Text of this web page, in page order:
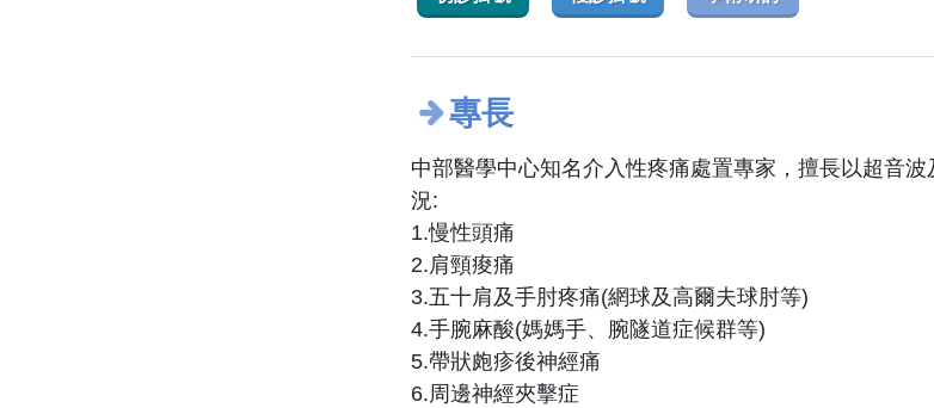
專長
中部醫學中心知名介入性疼痛處置專家，擅長以超音
況:
1.慢性頭痛
2.肩頸痠痛
3.五十肩及手肘疼痛(網球及高爾夫球肘等)
4.手腕麻酸(媽媽手、腕隧道症候群等)
5.帶狀皰疹後神經痛
6.周邊神經夾擊症